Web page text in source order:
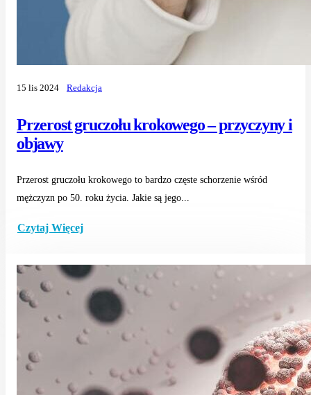
Przerost gruczołu krokowego – przyczyny i
objawy
15 lis 2024 Redakcja
Przerost gruczołu krokowego to bardzo częste schorzenie wśród
mężczyzn po 50. roku życia. Jakie są jego...
Czytaj Więcej